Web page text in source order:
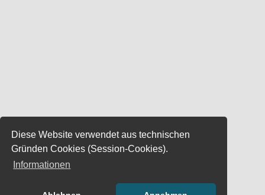
Diese Website verwendet aus technischen
Gründen Cookies (Session-Cookies).
Informationen